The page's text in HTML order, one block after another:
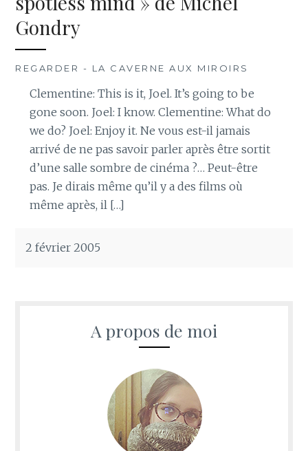
Gondry
REGARDER - LA CAVERNE AUX MIROIRS
Clementine: This is it, Joel. It’s going to be
gone soon. Joel: I know. Clementine: What do
we do? Joel: Enjoy it. Ne vous est-il jamais
arrivé de ne pas savoir parler après être sortit
d’une salle sombre de cinéma ?… Peut-être
pas. Je dirais même qu’il y a des films où
même après, il […]
2 février 2005
A propos de moi